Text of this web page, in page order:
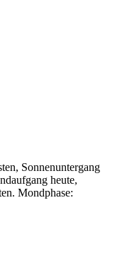
Sonnenuntergang
heute,
Mondphase: